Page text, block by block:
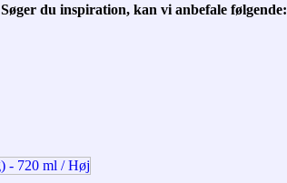
Søger du inspiration, kan vi anbefale følgende: